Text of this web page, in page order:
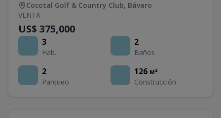
Cocotal Golf & Country Club, Bávaro
VENTA
US$ 375,000
3
Hab.
2
Baños
2
Parqueo
126 M²
Construcción